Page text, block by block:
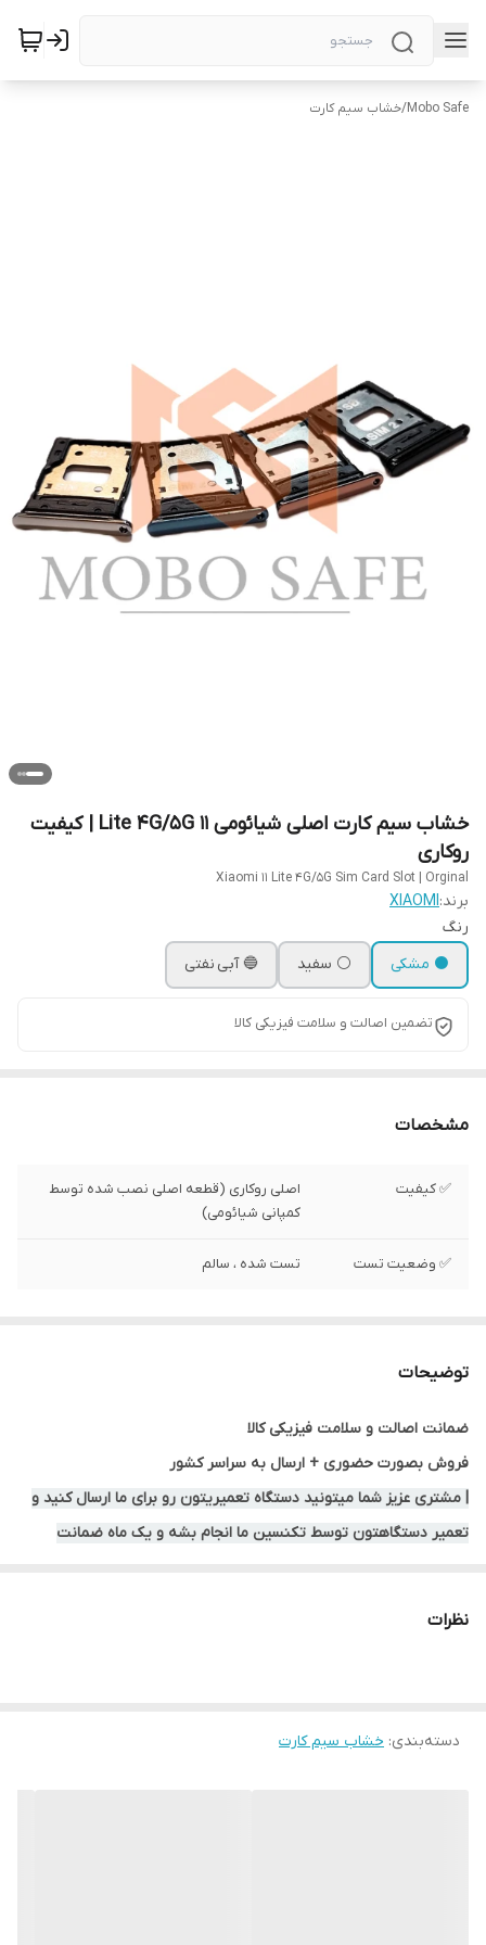
Mobo Safe
/خشاب سیم کارت
خشاب سیم کارت اصلی شیائومی 11 Lite 4G/5G | کیفیت
روکاری
Xiaomi 11 Lite 4G/5G Sim Card Slot | Orginal
برند:XIAOMI
رنگ
⚫ مشکی
⚪ سفید 🔵 آبی نفتی
تضمین اصالت و سلامت فیزیکی کالا
مشخصات
✅ کیفیت
اصلی روکاری (قطعه اصلی نصب شده توسط
کمپانی شیائومی)
✅ وضعیت تست تست شده ، سالم
توضیحات
ضمانت اصالت و سلامت فیزیکی کالا
فروش بصورت حضوری + ارسال به سراسر کشور
| مشتری عزیز شما میتونید دستگاه تعمیریتون رو برای ما ارسال کنید و
تعمیر دستگاهتون توسط تکنسین ما انجام بشه و یک ماه ضمانت
نظرات
دسته‌بندی: خشاب سیم کارت